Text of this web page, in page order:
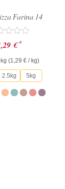
Farina 14
€ *
(1,29 € / kg)
2.5kg 5kg